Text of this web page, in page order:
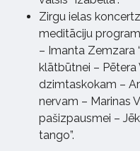
Zirgu ielas
meditāciju
– Imanta Zemzara
klātbūtnei – Pētera
dzimtaskokam –
nervam – Marinas
pašizpausmei –
tango”.